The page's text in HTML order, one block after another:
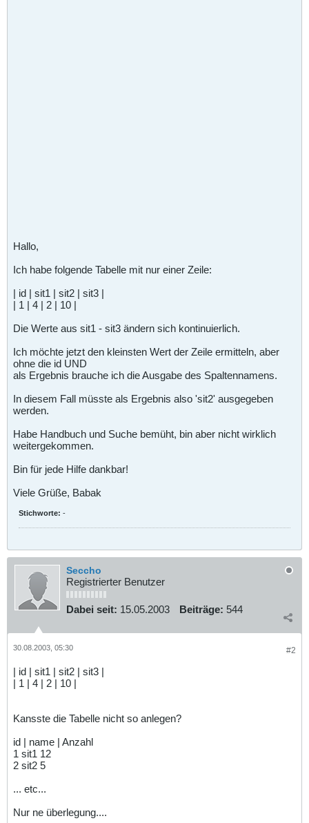
Hallo,
Ich habe folgende Tabelle mit nur einer Zeile:
| id | sit1 | sit2 | sit3 |
| 1 | 4 | 2 | 10 |
Die Werte aus sit1 - sit3 ändern sich kontinuierlich.
Ich möchte jetzt den kleinsten Wert der Zeile ermitteln, aber
ohne die id UND
als Ergebnis brauche ich die Ausgabe des Spaltennamens.
In diesem Fall müsste als Ergebnis also 'sit2' ausgegeben
werden.
Habe Handbuch und Suche bemüht, bin aber nicht wirklich
weitergekommen.
Bin für jede Hilfe dankbar!
Viele Grüße, Babak
Stichworte: -
Seccho
Registrierter Benutzer
Dabei seit: 15.05.2003 Beiträge: 544
#2
30.08.2003, 05:30
| id | sit1 | sit2 | sit3 |
| 1 | 4 | 2 | 10 |
Kansste die Tabelle nicht so anlegen?
id | name | Anzahl
1 sit1 12
2 sit2 5
... etc...
Nur ne überlegung....